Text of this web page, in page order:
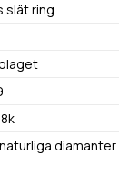
slät ring
diamanter